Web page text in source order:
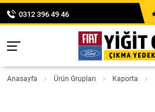
0312 396 49 46
Anasayfa Ürün Grupları Kaporta